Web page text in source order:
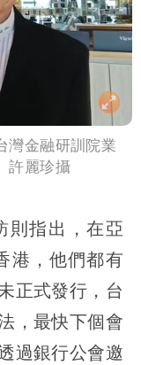
灣金融研訓院業
許麗珍攝
則指出，在亞
港，他們都有
正式發行，台
，最快下個會
過銀行公會邀